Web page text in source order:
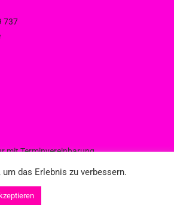
737
mit Terminvereinbarung
das Erlebnis zu verbessern.